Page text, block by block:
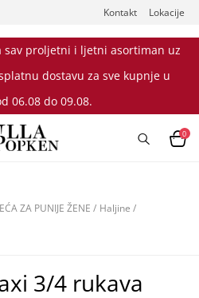
Kontakt Lokacije
sav proljetni i ljetni asortiman uz
dostavu za sve kupnje u
06.08 do 09.08.
0
ZA PUNIJE ŽENE / Haljine /
3/4 rukava